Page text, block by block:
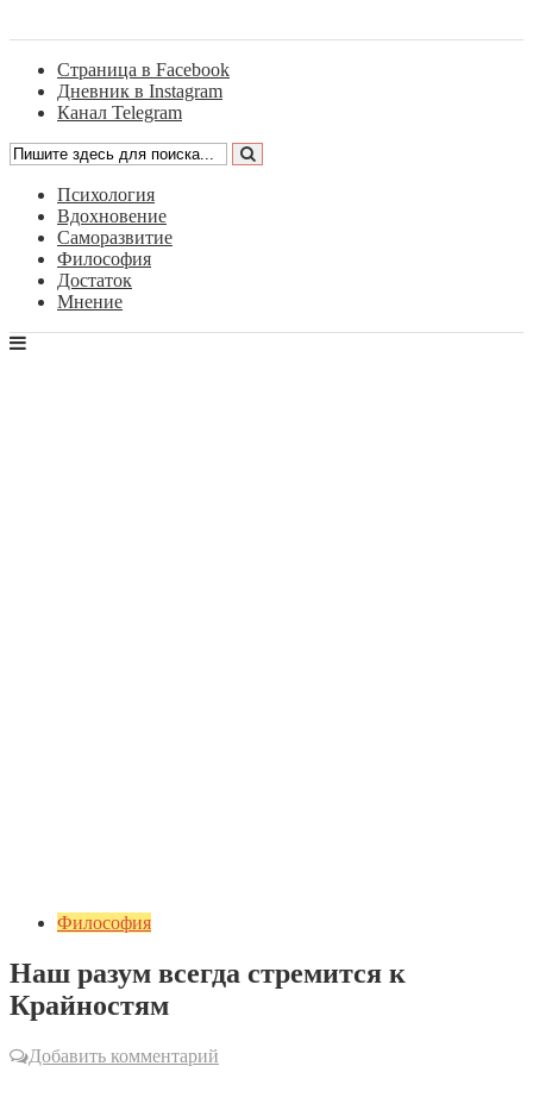
Страница в Facebook
Дневник в Instagram
Канал Telegram
Психология
Вдохновение
Саморазвитие
Философия
Достаток
Мнение
Философия
Наш разум всегда стремится к
Крайностям
Добавить комментарий